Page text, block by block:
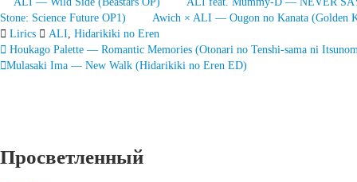
Stone: Science Future OP1)
Awich × ALI — Ougon no Kanata (Golden
Lirics
ALI, Hidarikiki no Eren
Запись
Houkago Palette — Romantic Memories (Otonari no Tenshi-sama ni
Mulasaki Ima — New Walk (Hidarikiki no Eren ED)
Просветленный